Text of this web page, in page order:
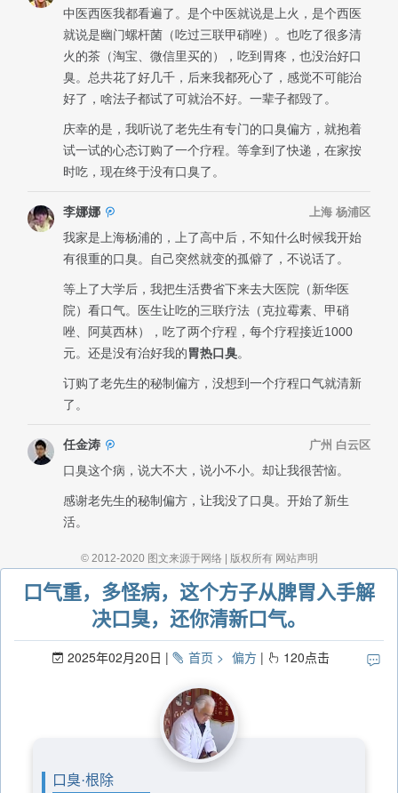
口气重，多怪病，这个方子从脾胃入手解
决口臭，还你清新口气。
2025年02月20日 首页 偏方 120点击
口臭·根除